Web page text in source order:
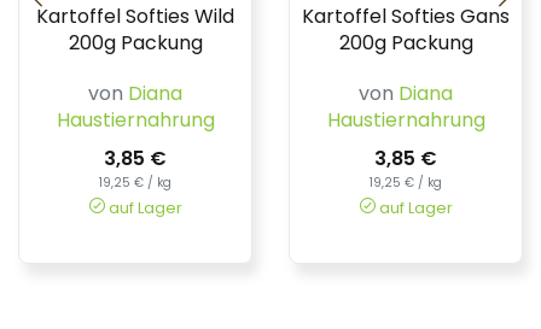
Kartoffel Softies Wild
200g Packung
von Diana
Haustiernahrung
3,85 €
19,25 € / kg
auf Lager
Kartoffel Softies Gans
200g Packung
von Diana
Haustiernahrung
3,85 €
19,25 € / kg
auf Lager